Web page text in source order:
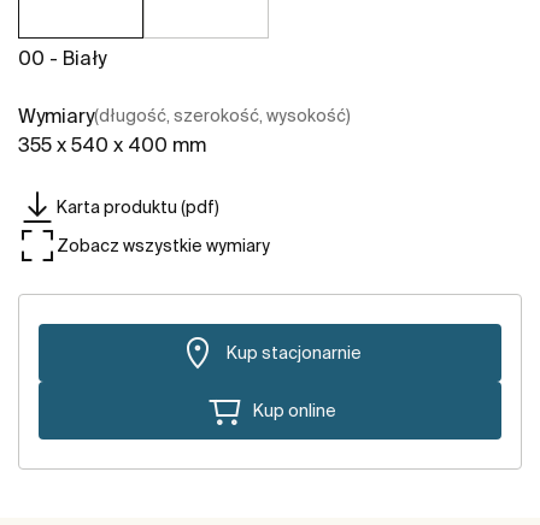
00 - Biały
Wymiary(długość, szerokość, wysokość)
355 x 540 x 400 mm
Karta produktu (pdf)
Zobacz wszystkie wymiary
Kup stacjonarnie
Kup online